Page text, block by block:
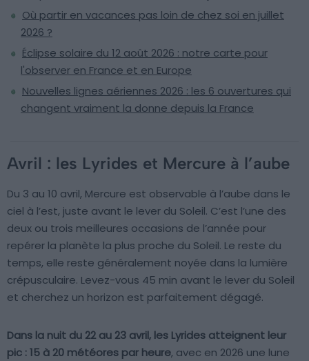
Où partir en vacances pas loin de chez soi en juillet
2026 ?
Éclipse solaire du 12 août 2026 : notre carte pour
l'observer en France et en Europe
Nouvelles lignes aériennes 2026 : les 6 ouvertures qui
changent vraiment la donne depuis la France
Avril : les Lyrides et Mercure à l’aube
Du 3 au 10 avril, Mercure est observable à l’aube dans le
ciel à l’est, juste avant le lever du Soleil. C’est l’une des
deux ou trois meilleures occasions de l’année pour
repérer la planète la plus proche du Soleil. Le reste du
temps, elle reste généralement noyée dans la lumière
crépusculaire. Levez-vous 45 min avant le lever du Soleil
et cherchez un horizon est parfaitement dégagé.
Dans la nuit du 22 au 23 avril, les Lyrides atteignent leur
pic : 15 à 20 météores par heure, avec en 2026 une lune